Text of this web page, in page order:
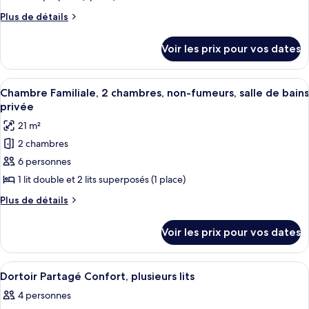
ce
chambre :
Dortoir
Partagé
Confort
Plus de détails
Plus
le
type
de
chambre
Dortoir
Partagé
Confort
Voir les prix pour vos dates
Afficher
toutes
les
photos
pour
ce
type
de
Familiale,
2
chambres,
non-
Une chambre avec un lit superposé,
5
Chambre Familiale, 2 chambres, non-fumeurs, salle de bains
privée
21 m²
2 chambres
6 personnes
1 lit double et 2 lits superposés (1 place)
Plus de détails
Plus
le
type
de
Chambre
Voir les prix pour vos dates
Afficher
toutes
les
Une chambre avec un lit
7
Dortoir Partagé Confort, plusieurs lits
4 personnes